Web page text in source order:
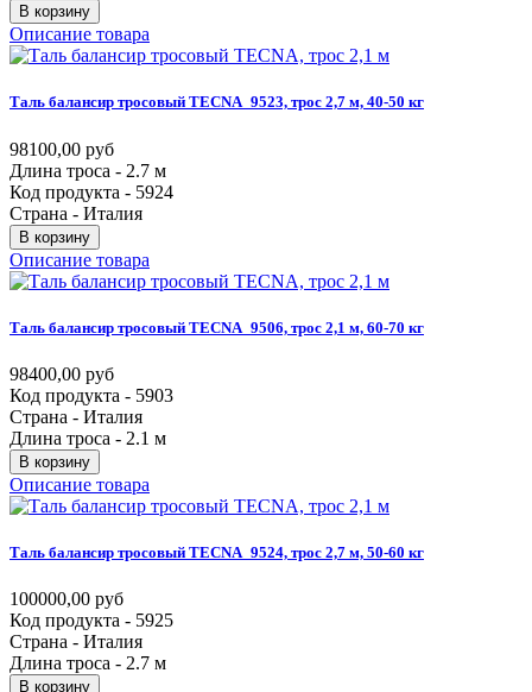
В корзину
Описание товара
Таль балансир тросовый TECNA_9523, трос 2,7 м, 40-50 кг
98100,00 руб
Длина троса - 2.7 м
Код продукта - 5924
Страна - Италия
В корзину
Описание товара
Таль балансир тросовый TECNA_9506, трос 2,1 м, 60-70 кг
98400,00 руб
Код продукта - 5903
Страна - Италия
Длина троса - 2.1 м
В корзину
Описание товара
Таль балансир тросовый TECNA_9524, трос 2,7 м, 50-60 кг
100000,00 руб
Код продукта - 5925
Страна - Италия
Длина троса - 2.7 м
В корзину